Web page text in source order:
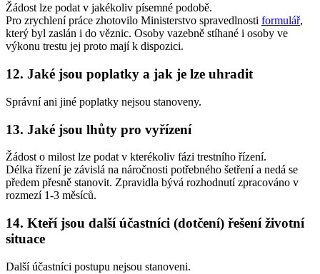
Žádost lze podat v jakékoliv písemné podobě.
Pro zrychlení práce zhotovilo Ministerstvo spravedlnosti formulář,
který byl zaslán i do věznic. Osoby vazebně stíhané i osoby ve
výkonu trestu jej proto mají k dispozici.
12. Jaké jsou poplatky a jak je lze uhradit
Správní ani jiné poplatky nejsou stanoveny.
13. Jaké jsou lhůty pro vyřízení
Žádost o milost lze podat v kterékoliv fázi trestního řízení.
Délka řízení je závislá na náročnosti potřebného šetření a nedá se
předem přesně stanovit. Zpravidla bývá rozhodnutí zpracováno v
rozmezí 1-3 měsíců.
14. Kteří jsou další účastníci (dotčení) řešení životní
situace
Další účastníci postupu nejsou stanoveni.